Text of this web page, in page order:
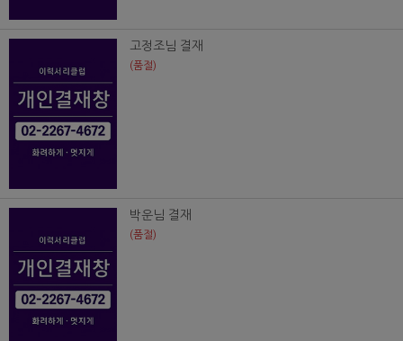
고정조님 결재
(품절)
박운님 결재
(품절)